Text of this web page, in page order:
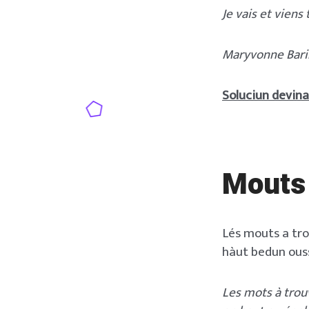
Je vais et
Maryvonne
Soluciun
Lés mouts a
hàut bedun
Les mots à